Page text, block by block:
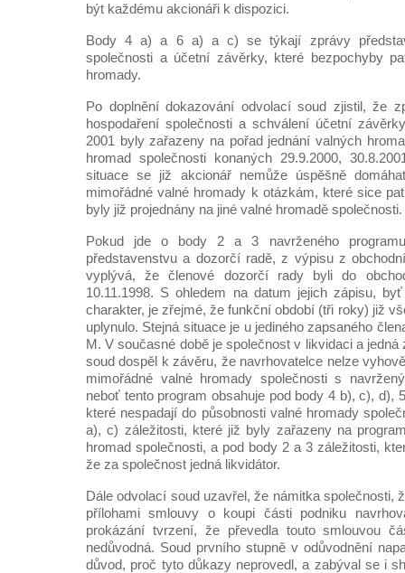
být každému akcionáři k dispozici.
Body 4 a) a 6 a) a c) se týkají zprávy
společnosti a účetní závěrky, které bezpochyby
hromady.
Po doplnění dokazování odvolací soud zjistil, že
hospodaření společnosti a schválení účetní
2001 byly zařazeny na pořad jednání valných
hromad společnosti konaných 29.9.2000,
situace se již akcionář nemůže úspěšně
mimořádné valné hromady k otázkám, které sice
byly již projednány na jiné valné hromadě společnosti.
Pokud jde o body 2 a 3 navrženého
představenstvu a dozorčí radě, z výpisu z
vyplývá, že členové dozorčí rady byli do
10.11.1998. S ohledem na datum jejich zápisu,
charakter, je zřejmé, že funkční období (tři roky) již
uplynulo. Stejná situace je u jediného zapsaného
M. V současné době je společnost v likvidaci a jedná
soud dospěl k závěru, že navrhovatelce nelze
mimořádné valné hromady společnosti s
neboť tento program obsahuje pod body 4 b), c), d),
které nespadají do působnosti valné hromady
a), c) záležitosti, které již byly zařazeny na
hromad společnosti, a pod body 2 a 3 záležitosti,
že za společnost jedná likvidátor.
Dále odvolací soud uzavřel, že námitka společnosti,
přílohami smlouvy o koupi části podniku
prokázání tvrzení, že převedla touto smlouvou
nedůvodná. Soud prvního stupně v odůvodnění
důvod, proč tyto důkazy neprovedl, a zabýval se i